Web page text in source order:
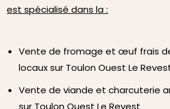
est spécialisé dans la :
Vente de fromage et œuf frais
locaux sur Toulon Ouest Le
Vente de viande et charcuterie
sur Toulon Ouest Le Revest